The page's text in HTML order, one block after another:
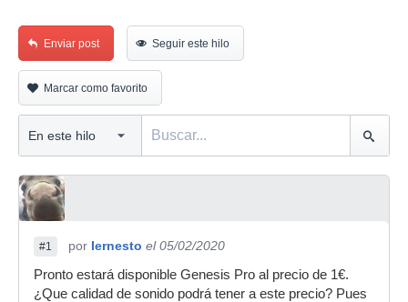
Enviar post Seguir este hilo
Marcar como favorito
#1 por Iernesto el 05/02/2020
Pronto estará disponible Genesis Pro al precio de 1€.
¿Que calidad de sonido podrá tener a este precio? Pues